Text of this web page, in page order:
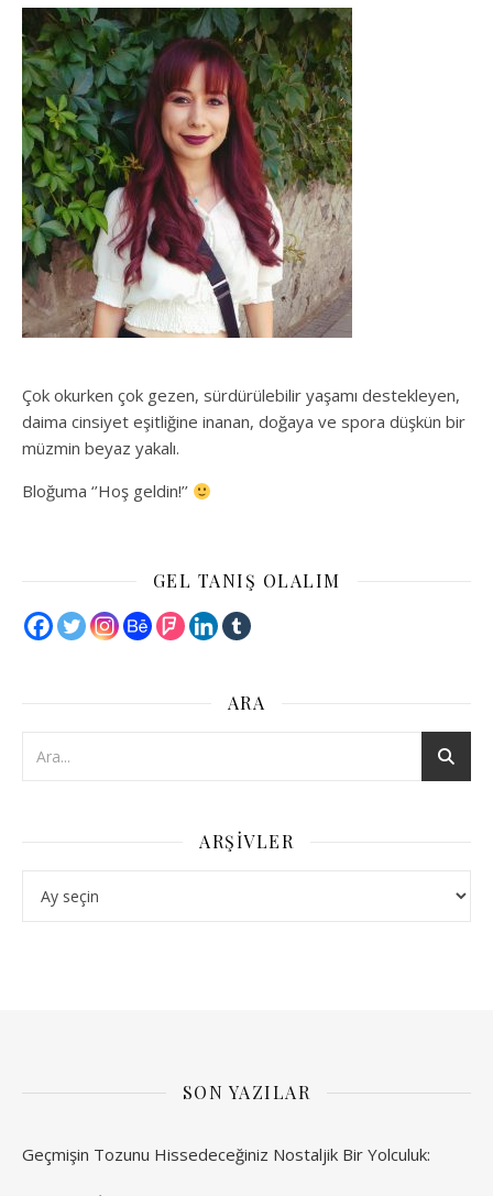
Çok okurken çok gezen, sürdürülebilir yaşamı destekleyen,
daima cinsiyet eşitliğine inanan, doğaya ve spora düşkün bir
müzmin beyaz yakalı.
Bloğuma ‘’Hoş geldin!’’
GEL TANIŞ OLALIM
ARA
ARŞIVLER
SON YAZILAR
Geçmişin Tozunu Hissedeceğiniz Nostaljik Bir Yolculuk: